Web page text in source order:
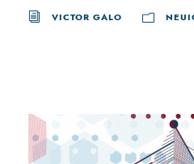
VICTOR GALO